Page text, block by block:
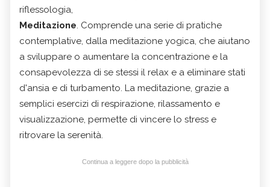
riflessologia,
Meditazione. Comprende una serie di pratiche
contemplative, dalla meditazione yogica, che aiutano
a sviluppare o aumentare la concentrazione e la
consapevolezza di se stessi il relax e a eliminare stati
d'ansia e di turbamento. La meditazione, grazie a
semplici esercizi di respirazione, rilassamento e
visualizzazione, permette di vincere lo stress e
ritrovare la serenità.
Continua a leggere dopo la pubblicità